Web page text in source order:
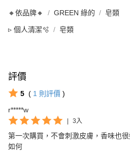
🔸依品牌🔸 GREEN 綠的 皂類
▹ 個人清潔🫧 皂類
評價
5 ( 1 則評價 )
r*****w
| 3入
第一次購買，不會刺激皮膚，香味也
如何